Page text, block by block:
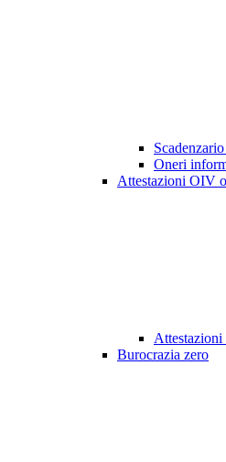
Oneri
Attestazioni OIV
Burocrazia zero